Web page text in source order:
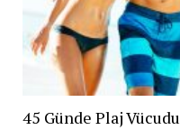
45 Günde Plaj Vücudu